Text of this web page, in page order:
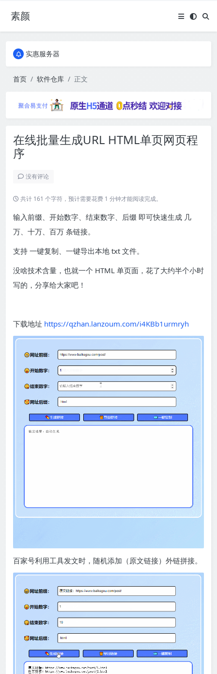
素颜全国免费包邮流量卡
实惠服务器
实惠服务器
首页 软件仓库 正文
在线批量生成URL HTML单页网页程
序
没有评论
共计 161 个字符，预计需要花费 1 分钟才能阅读完成。
输入前缀、开始数字、结束数字、后缀 即可快速生成 几
万、十万、百万 条链接。
支持 一键复制、一键导出本地 txt 文件。
没啥技术含量，也就一个 HTML 单页面，花了大约半个小时
写的，分享给大家吧！
下载地址 https://qzhan.lanzoum.com/i4KBb1urmryh
百家号利用工具发文时，随机添加（原文链接）外链拼接。